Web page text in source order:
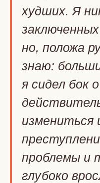
худших. Я
но, положа
знаю:
я сидел бок
измениться
проблемы и
глубоко